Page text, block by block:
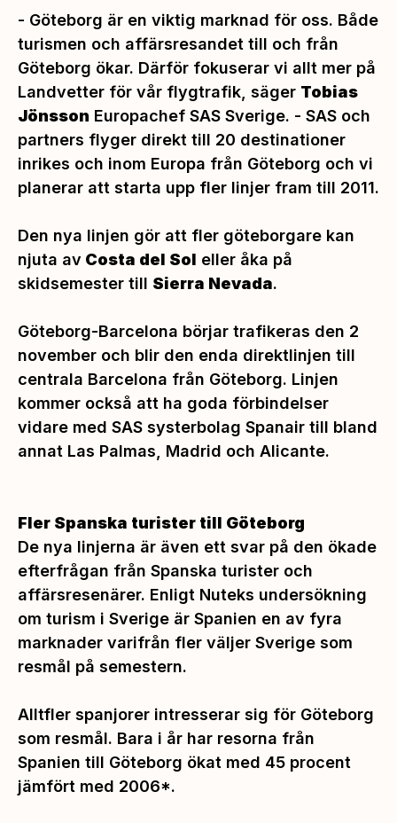
- Göteborg är en viktig marknad för oss. Både
turismen och affärsresandet till och från
Göteborg ökar. Därför fokuserar vi allt mer på
Landvetter för vår flygtrafik, säger Tobias
Jönsson Europachef SAS Sverige. - SAS och
partners flyger direkt till 20 destinationer
inrikes och inom Europa från Göteborg och vi
planerar att starta upp fler linjer fram till 2011.
Den nya linjen gör att fler göteborgare kan
njuta av Costa del Sol eller åka på
skidsemester till Sierra Nevada.
Göteborg-Barcelona börjar trafikeras den 2
november och blir den enda direktlinjen till
centrala Barcelona från Göteborg. Linjen
kommer också att ha goda förbindelser
vidare med SAS systerbolag Spanair till bland
annat Las Palmas, Madrid och Alicante.
Fler Spanska turister till Göteborg
De nya linjerna är även ett svar på den ökade
efterfrågan från Spanska turister och
affärsresenärer. Enligt Nuteks undersökning
om turism i Sverige är Spanien en av fyra
marknader varifrån fler väljer Sverige som
resmål på semestern.
Alltfler spanjorer intresserar sig för Göteborg
som resmål. Bara i år har resorna från
Spanien till Göteborg ökat med 45 procent
jämfört med 2006*.